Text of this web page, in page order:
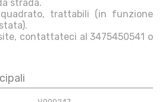
strada.
trattabili (in funzione
contattateci al 3475450541 o